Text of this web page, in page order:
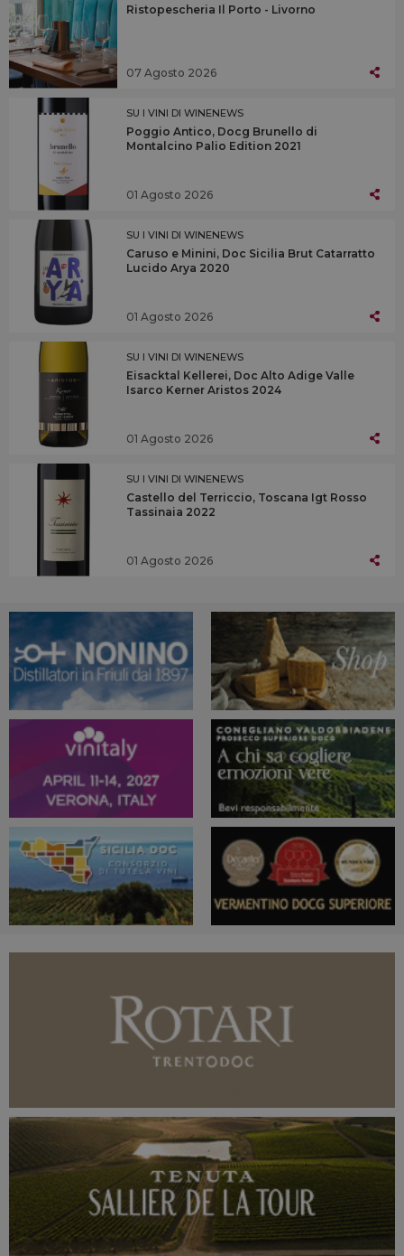
Ristopescheria Il Porto - Livorno
07 Agosto 2026
SU I VINI DI WINENEWS
Poggio Antico, Docg Brunello di
Montalcino Palio Edition 2021
01 Agosto 2026
SU I VINI DI WINENEWS
Caruso e Minini, Doc Sicilia Brut Catarratto
Lucido Arya 2020
01 Agosto 2026
SU I VINI DI WINENEWS
Eisacktal Kellerei, Doc Alto Adige Valle
Isarco Kerner Aristos 2024
01 Agosto 2026
SU I VINI DI WINENEWS
Castello del Terriccio, Toscana Igt Rosso
Tassinaia 2022
01 Agosto 2026